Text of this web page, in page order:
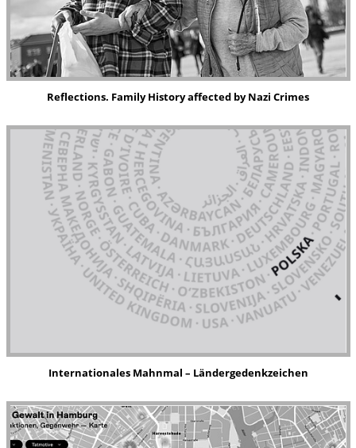
Reflections. Family History affected by Nazi Crimes
Internationales Mahnmal – Ländergedenkzeichen